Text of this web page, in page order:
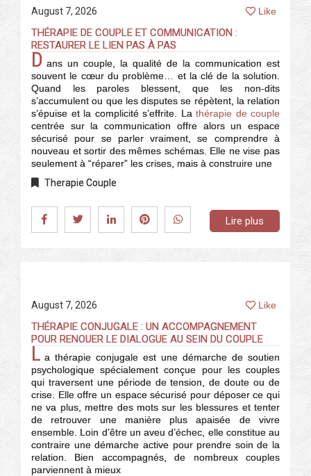
August 7, 2026 Like
THÉRAPIE DE COUPLE ET COMMUNICATION :
RESTAURER LE LIEN PAS À PAS
D ans un couple, la qualité de la communication est
souvent le cœur du problème… et la clé de la solution.
Quand les paroles blessent, que les non-dits
s’accumulent ou que les disputes se répètent, la relation
s’épuise et la complicité s’effrite. La thérapie de couple
centrée sur la communication offre alors un espace
sécurisé pour se parler vraiment, se comprendre à
nouveau et sortir des mêmes schémas. Elle ne vise pas
seulement à “réparer” les crises, mais à construire une
Therapie Couple
Lire plus
August 7, 2026 Like
THÉRAPIE CONJUGALE : UN ACCOMPAGNEMENT
POUR RENOUER LE DIALOGUE AU SEIN DU COUPLE
L a thérapie conjugale est une démarche de soutien
psychologique spécialement conçue pour les couples
qui traversent une période de tension, de doute ou de
crise. Elle offre un espace sécurisé pour déposer ce qui
ne va plus, mettre des mots sur les blessures et tenter
de retrouver une manière plus apaisée de vivre
ensemble. Loin d’être un aveu d’échec, elle constitue au
contraire une démarche active pour prendre soin de la
relation. Bien accompagnés, de nombreux couples
parviennent à mieux